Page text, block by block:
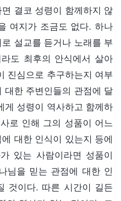
결코 성령이 함께하지 않
여지가 조금도 없다. 하나
설교를 듣거나 노래를 부
도 최후의 안식에서 살아
진심으로 추구하는지 여부
대한 주변인들의 관점에 달
게 성령이 역사하고 함께하
로 인해 그의 성품이 어느
대한 인식이 있는지 등에
있는 사람이라면 성품이
님을 믿는 관점에 대한 인
것이다. 따른 시간이 길든